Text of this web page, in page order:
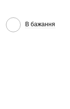
В бажання